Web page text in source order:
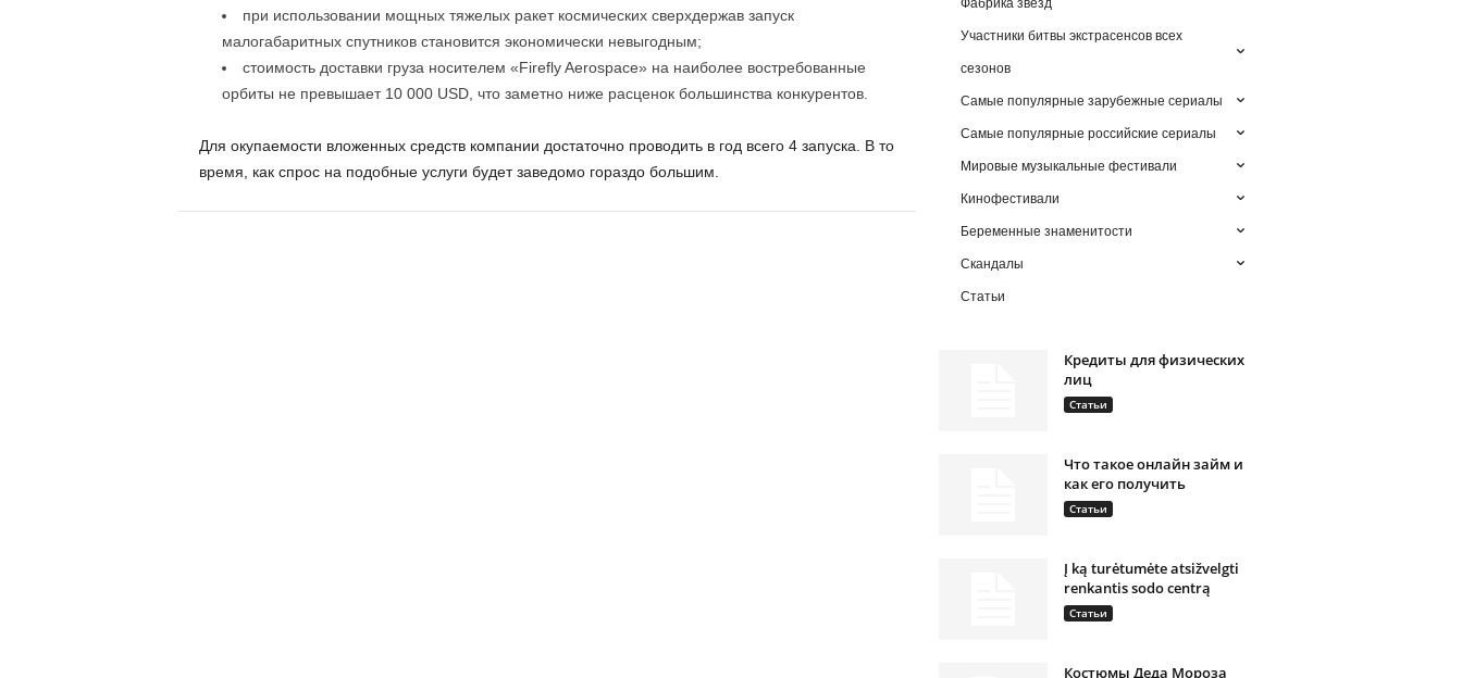
при использовании мощных тяжелых ракет космических сверхдержав запуск
малогабаритных спутников становится экономически невыгодным;
стоимость доставки груза носителем «Firefly Aerospace» на наиболее востребованные
орбиты не превышает 10 000 USD, что заметно ниже расценок большинства конкурентов.
Для окупаемости вложенных средств компании достаточно проводить в год всего 4 запуска. В то
время, как спрос на подобные услуги будет заведомо гораздо большим.
Фабрика звезд
Участники битвы экстрасенсов всех
сезонов
Самые популярные зарубежные сериалы
Самые популярные российские сериалы
Мировые музыкальные фестивали
Кинофестивали
Беременные знаменитости
Скандалы
Статьи
Кредиты для физических
лиц
Статьи
Что такое онлайн займ и
как его получить
Статьи
Į ką turėtumėte atsižvelgti
renkantis sodo centrą
Статьи
Костюмы Деда Мороза